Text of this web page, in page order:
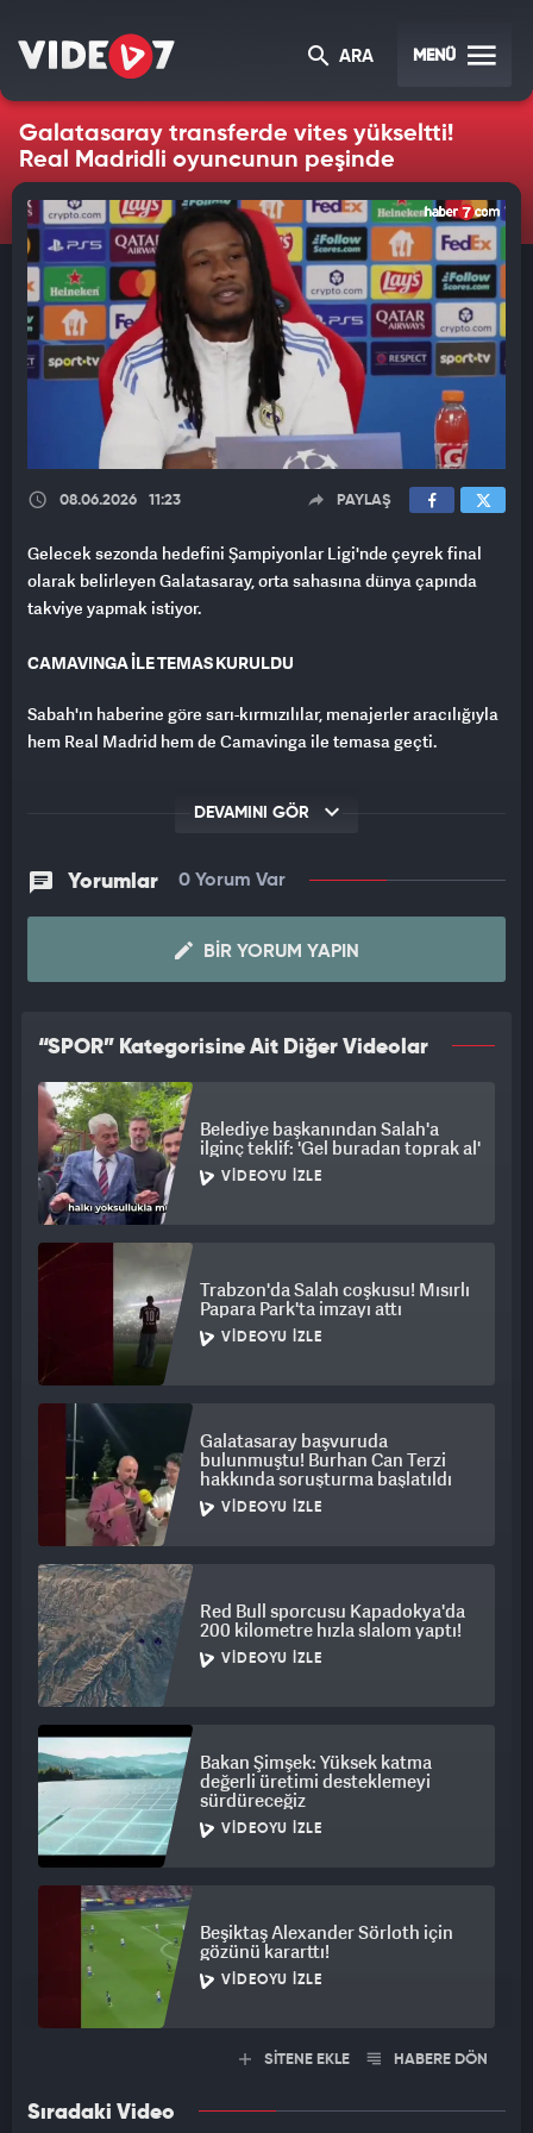
ARA MENÜ
Galatasaray transferde vites yükseltti!
Real Madridli oyuncunun peşinde
08.06.2026 11:23 PAYLAŞ
Gelecek sezonda hedefini Şampiyonlar Ligi'nde çeyrek final
olarak belirleyen Galatasaray, orta sahasına dünya çapında
takviye yapmak istiyor.
CAMAVINGA İLE TEMAS KURULDU
Sabah'ın haberine göre sarı-kırmızılılar, menajerler aracılığıyla
hem Real Madrid hem de Camavinga ile temasa geçti.
İspanyol devi, 23 yaşındaki Fransız oyuncu için 50 milyon euro
üzerinde gelecek tekliflerde pazarlığa oturacak.
Real Madrid'den ayrılmayı düşünen 23 yaşındaki yıldız isim için
Premier Lig'den ve Suudi Arabistan'dan da talipler bulunuyor.
DEVAMINI GÖR
Yorumlar 0 Yorum Var
BIR YORUM YAPIN
“SPOR” Kategorisine Ait Diğer Videolar
Belediye başkanından Salah'a
ilginç teklif: 'Gel buradan toprak al'
VIDEOYU İZLE
Trabzon'da Salah coşkusu! Mısırlı
Papara Park'ta imzayı attı
VIDEOYU İZLE
Galatasaray başvuruda
bulunmuştu! Burhan Can Terzi
hakkında soruşturma başlatıldı
VIDEOYU İZLE
Red Bull sporcusu Kapadokya'da
200 kilometre hızla slalom yaptı!
VIDEOYU İZLE
Bakan Şimşek: Yüksek katma
değerli üretimi desteklemeyi
sürdüreceğiz
VIDEOYU İZLE
Beşiktaş Alexander Sörloth için
gözünü kararttı!
VIDEOYU İZLE
SİTENE EKLE HABERE DÖN
Sıradaki Video